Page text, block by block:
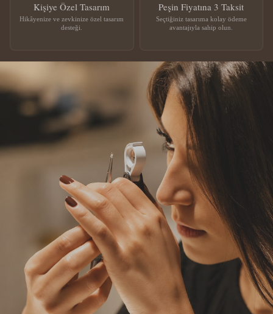
Kişiye Özel Tasarım
Hikâyenize ve zevkinize özel tasarım
desteği.
Peşin Fiyatına 3 Taksit
Seçtiğiniz tasarıma kolay ödeme
avantajıyla sahip olun.